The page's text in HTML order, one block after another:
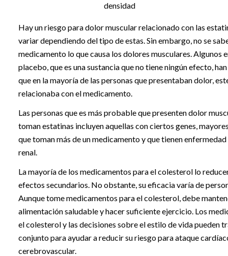
densidad
Hay un riesgo para dolor muscular relacionado con las
variar dependiendo del tipo de estas. Sin embargo, no se
medicamento lo que causa los dolores musculares. Algunos
placebo, que es una sustancia que no tiene ningún efecto,
que en la mayoría de las personas que presentaban dolor,
relacionaba con el medicamento.
Las personas que es más probable que presenten dolor
toman estatinas incluyen aquellas con ciertos genes,
que toman más de un medicamento y que tienen
renal.
La mayoría de los medicamentos para el colesterol lo
efectos secundarios. No obstante, su eficacia varía de
Aunque tome medicamentos para el colesterol, debe
alimentación saludable y hacer suficiente ejercicio. Los
el colesterol y las decisiones sobre el estilo de vida pueden
conjunto para ayudar a reducir su riesgo para ataque
cerebrovascular.